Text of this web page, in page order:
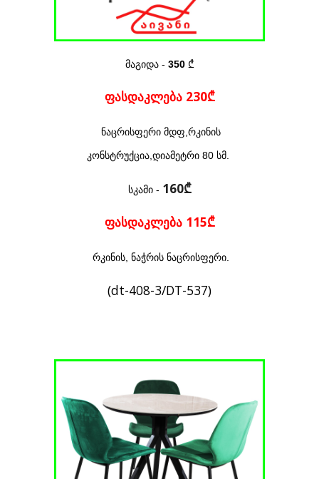
მაგიდა - 350 ₾
ფასდაკლება 230₾
ნაცრისფერი მდფ,რკინის
კონსტრუქცია,დიამეტრი 80 სმ.
სკამი - 160₾
ფასდაკლება 115₾
რკინის, ნაჭრის ნაცრისფერი.
(dt-408-3/DT-537)